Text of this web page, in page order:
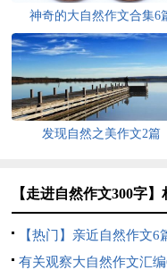
神奇的大自然作文合集6
发现自然之美作文2篇
【走进自然作文300字】
【热门】亲近自然作文6
有关观察大自然作文汇